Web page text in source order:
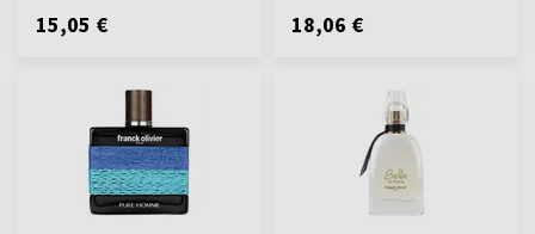
15,05 € 18,06 €